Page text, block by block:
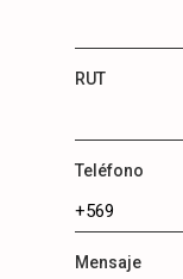
RUT
Teléfono
Mensaje